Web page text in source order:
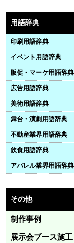
用語辞典
印刷用語辞典
イベント用語辞典
販促・マーケ用語辞典
広告用語辞典
美術用語辞典
舞台・演劇用語辞典
不動産業界用語辞典
飲食用語辞典
アパレル業界用語辞典
その他
制作事例
展示会ブース施工